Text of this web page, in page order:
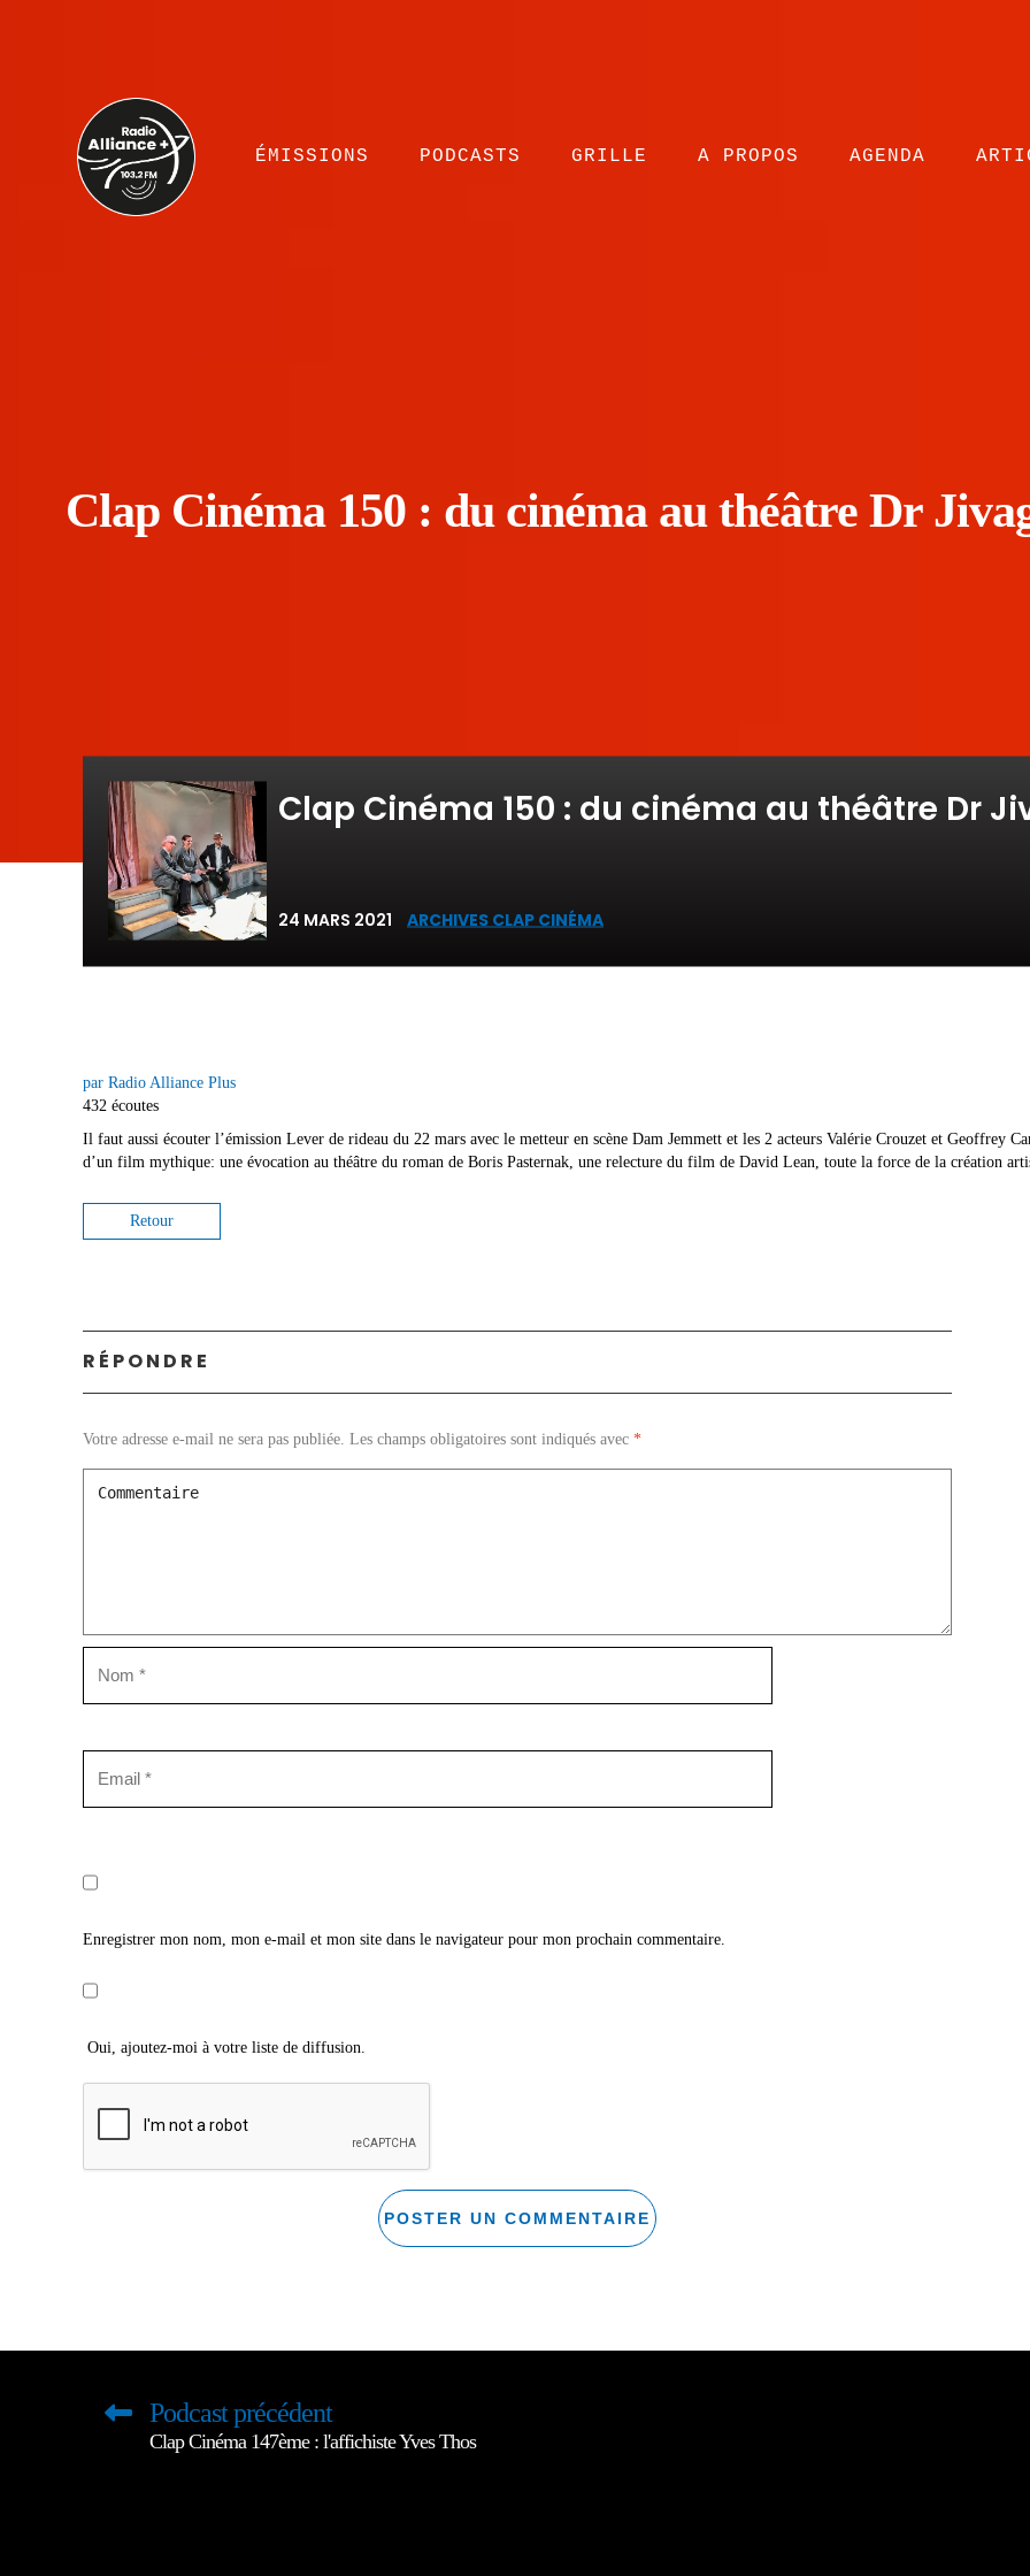
ÉMISSIONS PODCASTS GRILLE A PROPOS AGENDA
Clap Cinéma 150 : du cinéma au théâtre Dr
Clap Cinéma 150 : du cinéma au théâtre Dr
24 MARS 2021 ARCHIVES CLAP CINÉMA
par Radio Alliance Plus
432 écoutes
Il faut aussi écouter l’émission Lever de rideau du 22 mars avec le metteur en scène Dam Jemmett et les 2 acteurs Valérie Crouzet et Geoffrey
d’un film mythique: une évocation au théâtre du roman de Boris Pasternak, une relecture du film de David Lean, toute la force de la création
Retour
RÉPONDRE
Votre adresse e-mail ne sera pas publiée. Les champs obligatoires sont indiqués avec *
Enregistrer mon nom, mon e-mail et mon site dans le navigateur pour mon prochain commentaire.
Oui, ajoutez-moi à votre liste de diffusion.
Podcast précédent
Clap Cinéma 147ème : l'affichiste Yves Thos